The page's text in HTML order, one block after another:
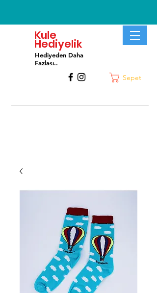
Kule
Hediyelik
Hediyeden Daha
Fazlası..
Sepet